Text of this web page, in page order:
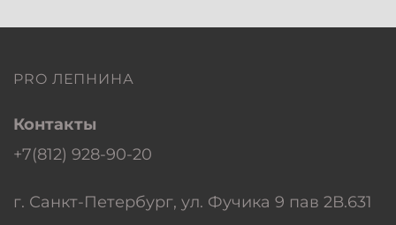
PRO ЛЕПНИНА
Контакты
+7(812) 928-90-20
г. Санкт-Петербург, ул. Фучика 9 пав 2В.631